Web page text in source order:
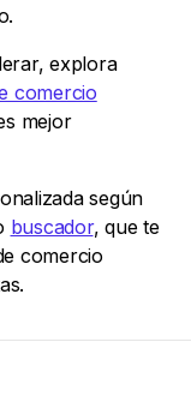
explora
comercio
mejor
según
buscador, que te
comercio